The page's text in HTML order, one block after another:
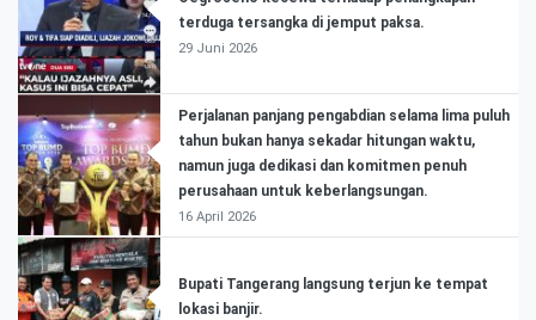
terduga tersangka di jemput paksa.
29 Juni 2026
Perjalanan panjang pengabdian selama lima puluh
tahun bukan hanya sekadar hitungan waktu,
namun juga dedikasi dan komitmen penuh
perusahaan untuk keberlangsungan.
16 April 2026
Bupati Tangerang langsung terjun ke tempat
lokasi banjir.